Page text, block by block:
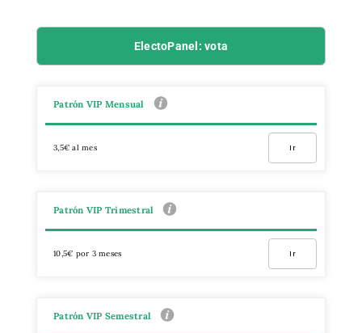
ElectoPanel: vota
Patrón VIP Mensual
3,5€ al mes Ir
Patrón VIP Trimestral
10,5€ por 3 meses Ir
Patrón VIP Semestral